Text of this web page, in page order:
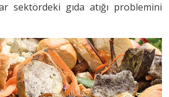
sektördeki gıda atığı problemini